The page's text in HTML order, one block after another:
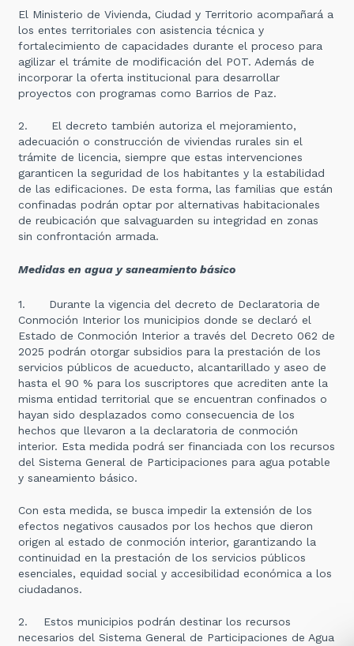
El Ministerio de Vivienda, Ciudad y Territorio acompañará a
los entes territoriales con asistencia técnica y
fortalecimiento de capacidades durante el proceso para
agilizar el trámite de modificación del POT. Además de
incorporar la oferta institucional para desarrollar
proyectos con programas como Barrios de Paz.
2. El decreto también autoriza el mejoramiento,
adecuación o construcción de viviendas rurales sin el
trámite de licencia, siempre que estas intervenciones
garanticen la seguridad de los habitantes y la estabilidad
de las edificaciones. De esta forma, las familias que están
confinadas podrán optar por alternativas habitacionales
de reubicación que salvaguarden su integridad en zonas
sin confrontación armada.
Medidas en agua y saneamiento básico
1. Durante la vigencia del decreto de Declaratoria de
Conmoción Interior los municipios donde se declaró el
Estado de Conmoción Interior a través del Decreto 062 de
2025 podrán otorgar subsidios para la prestación de los
servicios públicos de acueducto, alcantarillado y aseo de
hasta el 90 % para los suscriptores que acrediten ante la
misma entidad territorial que se encuentran confinados o
hayan sido desplazados como consecuencia de los
hechos que llevaron a la declaratoria de conmoción
interior. Esta medida podrá ser financiada con los recursos
del Sistema General de Participaciones para agua potable
y saneamiento básico.
Con esta medida, se busca impedir la extensión de los
efectos negativos causados por los hechos que dieron
origen al estado de conmoción interior, garantizando la
continuidad en la prestación de los servicios públicos
esenciales, equidad social y accesibilidad económica a los
ciudadanos.
2. Estos municipios podrán destinar los recursos
necesarios del Sistema General de Participaciones de Agua